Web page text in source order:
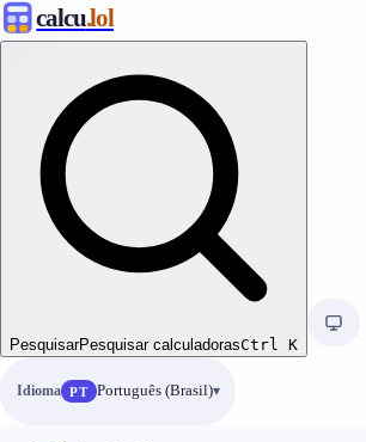
calcu.lol
PesquisarPesquisar calculadorasCtrl K
Idioma PT Português (Brasil)